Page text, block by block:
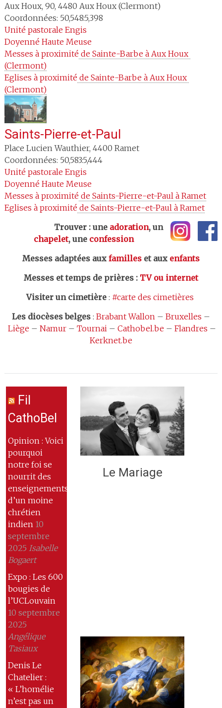
Aux Houx, 90, 4480 Aux Houx (Clermont)
Coordonnées: 50,548:5,398
Unité pastorale Engis
Doyenné Haute Meuse
Messes à proximité de Sainte-Barbe à Aux Houx
(Clermont)
Eglises à proximité de Sainte-Barbe à Aux Houx
(Clermont)
Saints-Pierre-et-Paul
Place Lucien Wauthier, 4400 Ramet
Coordonnées: 50,583:5,444
Unité pastorale Engis
Doyenné Haute Meuse
Messes à proximité de Saints-Pierre-et-Paul à Ramet
Eglises à proximité de Saints-Pierre-et-Paul à Ramet
Trouver : une adoration, un
chapelet, une confession
Messes adaptées aux familleset aux enfants
Messes et temps de prières: TV ou internet
Visiter un cimetière: #carte des cimetières
Les diocèses belges: Brabant Wallon– Bruxelles –
Liège – Namur– Tournai– Cathobel.be – Flandres –
Kerknet.be
Fil
CathoBel
Opinion : Voici
pourquoi
notre foi se
nourrit des
enseignements
d’un moine
chrétien
indien 10
septembre
2025 Isabelle
Bogaert
Expo : Les 600
bougies de
l’UCLouvain
10 septembre
2025
Angélique
Tasiaux
Denis Le
Chatelier :
« L’homélie
n’est pas un
Le Mariage